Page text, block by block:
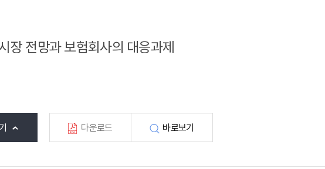
장 전망과 보험회사의 대응과제
다운로드 바로보기